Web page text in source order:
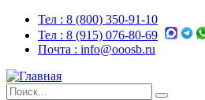
Тел : 8 (800) 350-91-10
Тел : 8 (915) 076-80-69
Почта : info@ooosb.ru